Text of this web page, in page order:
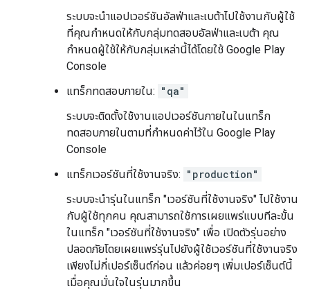
ระบบจะนำแอปเวอร์ชันอัลฟ่าและเบต้าไปใช้งานกับผู้ใช้
ที่คุณกำหนดให้กับกลุ่มทดสอบอัลฟ่าและเบต้า คุณ
กำหนดผู้ใช้ให้กับกลุ่มเหล่านี้ได้โดยใช้ Google Play
Console
แทร็กทดสอบภายใน: "qa"
ระบบจะติดตั้งใช้งานแอปเวอร์ชันภายในในแทร็ก
ทดสอบภายในตามที่กำหนดค่าไว้ใน Google Play
Console
แทร็กเวอร์ชันที่ใช้งานจริง: "production"
ระบบจะนำรุ่นในแทร็ก "เวอร์ชันที่ใช้งานจริง" ไปใช้งาน
กับผู้ใช้ทุกคน คุณสามารถใช้การเผยแพร่แบบทีละขั้น
ในแทร็ก "เวอร์ชันที่ใช้งานจริง" เพื่อ เปิดตัวรุ่นอย่าง
ปลอดภัยโดยเผยแพร่รุ่นไปยังผู้ใช้เวอร์ชันที่ใช้งานจริง
เพียงไม่กี่เปอร์เซ็นต์ก่อน แล้วค่อยๆ เพิ่มเปอร์เซ็นต์นี้
เมื่อคุณมั่นใจในรุ่นมากขึ้น